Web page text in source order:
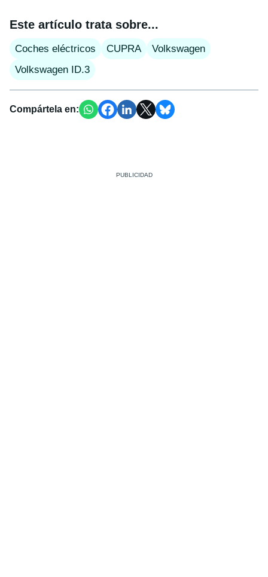
Este artículo trata sobre...
Coches eléctricos CUPRA
Volkswagen
Volkswagen ID.3
Compártela en: